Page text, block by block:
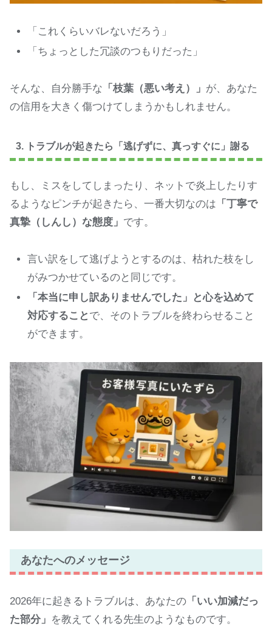
「これくらいバレないだろう」
「ちょっとした冗談のつもりだった」
そんな、自分勝手な 「枝葉（悪い考え）」 が、あなた
の信用を大きく傷つけてしまうかもしれません。
3. トラブルが起きたら「逃げずに、真っすぐに」謝る
もし、ミスをしてしまったり、ネットで炎上したりす
るようなピンチが起きたら、一番大切なのは 「丁寧で
真摯（しんし）な態度」 です。
言い訳をして逃げようとするのは、枯れた枝をし
がみつかせているのと同じです。
「本当に申し訳ありませんでした」と心を込めて
対応すること で、そのトラブルを終わらせること
ができます。
あなたへのメッセージ
2026年に起きるトラブルは、あなたの 「いい加減だっ
た部分」 を教えてくれる先生のようなものです。